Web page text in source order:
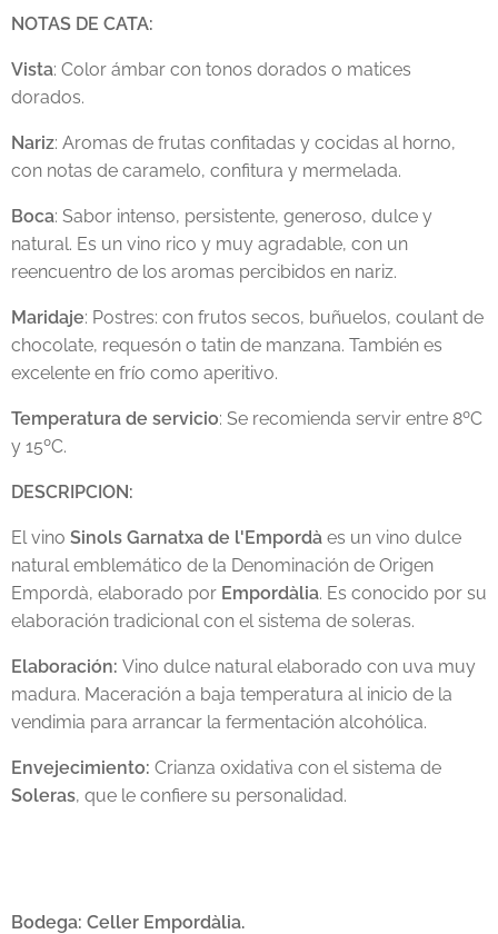
NOTAS DE CATA:
Vista: Color ámbar con tonos dorados o matices
dorados.
Nariz: Aromas de frutas confitadas y cocidas al horno,
con notas de caramelo, confitura y mermelada.
Boca: Sabor intenso, persistente, generoso, dulce y
natural. Es un vino rico y muy agradable, con un
reencuentro de los aromas percibidos en nariz.
Maridaje: Postres: con frutos secos, buñuelos, coulant de
chocolate, requesón o tatin de manzana. También es
excelente en frío como aperitivo.
Temperatura de servicio: Se recomienda servir entre 8ºC
y 15ºC.
DESCRIPCION:
El vino Sinols Garnatxa de l'Empordà es un vino dulce
natural emblemático de la Denominación de Origen
Empordà, elaborado por Empordàlia. Es conocido por su
elaboración tradicional con el sistema de soleras.
Elaboración: Vino dulce natural elaborado con uva muy
madura. Maceración a baja temperatura al inicio de la
vendimia para arrancar la fermentación alcohólica.
Envejecimiento: Crianza oxidativa con el sistema de
Soleras, que le confiere su personalidad.
Bodega: Celler Empordàlia.